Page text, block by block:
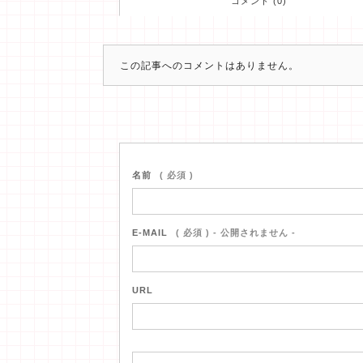
この記事へのコメントはありません。
名前 ( 必須 )
E-MAIL ( 必須 ) - 公開されません -
URL